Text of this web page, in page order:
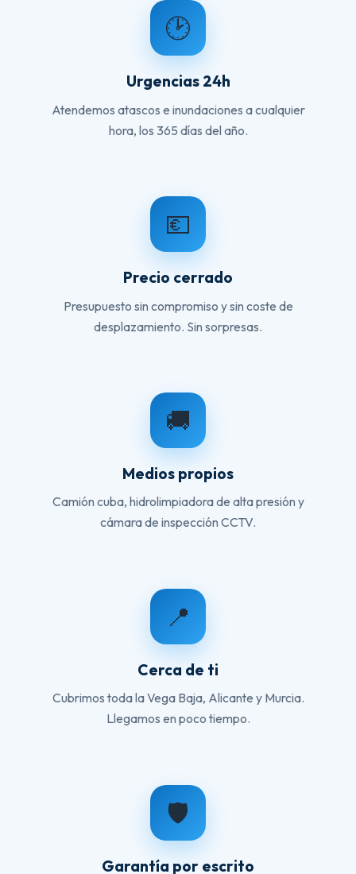
🕑
Urgencias 24h
Atendemos atascos e inundaciones a cualquier
hora, los 365 días del año.
💶
Precio cerrado
Presupuesto sin compromiso y sin coste de
desplazamiento. Sin sorpresas.
🚚
Medios propios
Camión cuba, hidrolimpiadora de alta presión y
cámara de inspección CCTV.
📍
Cerca de ti
Cubrimos toda la Vega Baja, Alicante y Murcia.
Llegamos en poco tiempo.
🛡️
Garantía por escrito